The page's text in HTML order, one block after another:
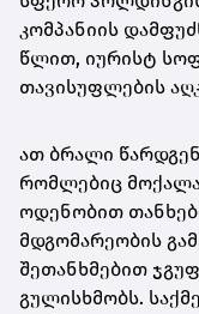
კომპანიის
წლით, იურისტ
თავისუფლების
ათ ბრალი
რომლებიც
ოდენობით
მდგომარეობის
შეთანხმებით
გულისხმობს.